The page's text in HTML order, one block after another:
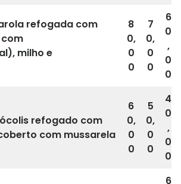
refogada com
milho e
8
0,
0
0
7
0,
0
0
6
0
,
0
0
refogado com
com mussarela
6
0,
0
0
5
0,
0
0
4
0
,
0
0
6